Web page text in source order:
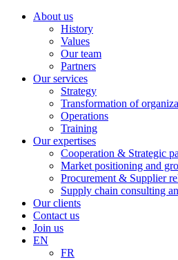
About us
History
Values
Our team
Partners
Our services
Strategy
Transformation of
Operations
Training
Our expertises
Cooperation & Strategic
Market positioning and
Procurement & Supplier
Supply chain consulting
Our clients
Contact us
Join us
EN
FR